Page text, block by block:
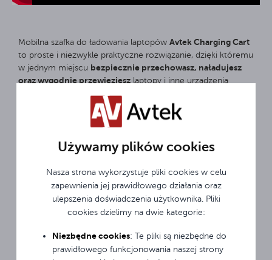
Używamy plików cookies
Nasza strona wykorzystuje pliki cookies w celu
zapewnienia jej prawidłowego działania oraz
ulepszenia doświadczenia użytkownika. Pliki
cookies dzielimy na dwie kategorie:
Niezbędne cookies: Te pliki są niezbędne do
prawidłowego funkcjonowania naszej strony
Mobilna szafka do ładowania laptopów Avtek Charging Cart
to proste i niezwykle praktyczne rozwiązanie, dzięki któremu
w jednym miejscu bezpiecznie przechowasz, naładujesz
oraz wygodnie przewieziesz laptopy i inne urządzenia
Elegancka, czarna szafka zapewnia przestrzeń na 32
Solidna, stalowa konstrukcja gwarantuje
trwałość i odporność na intensywne użytkowanie, a
rozbudowany system zabezpieczeń – inteligentne
chłodzenie, ochrona przeciwprzeciążeniowa, przed
przebiciami, spięciami i przeładowaniem – dba o
bezpieczeństwo podłączonych urządzeń. Dzięki
wbudowanemu przełącznikowi czasowemu szafka realizuje
sekwencyjne ładowanie
, co chroni instalację elektryczną
przed przeciążeniem nawet wtedy, gdy podłączonych jest